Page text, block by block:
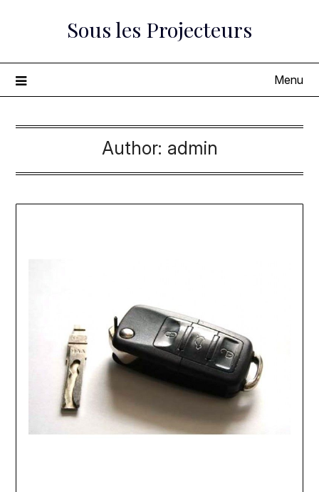
Sous les Projecteurs
Menu
Author: admin